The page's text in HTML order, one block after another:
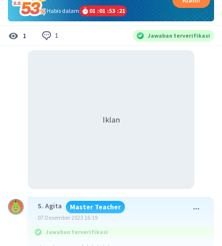
Habis dalam
01 :01 :53 :21
1 1 Jawaban terverifikasi
Iklan
S. Agita Master Teacher
07 Desember 2023 16:19
Jawaban terverifikasi